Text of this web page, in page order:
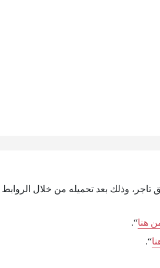
وذلك بعد تحميله من خلال الروابط
هنا“.
“.